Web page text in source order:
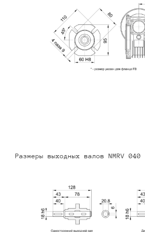
Размеры выходных валов NMRV 040